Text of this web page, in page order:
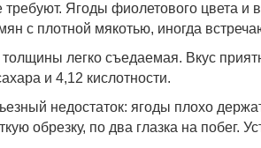
требуют. Ягоды фиолетового цвета и
с плотной мякотью, иногда
легко съедаемая. Вкус
и 4,12 кислотности.
недостаток: ягоды плохо
обрезку, по два глазка на побег.